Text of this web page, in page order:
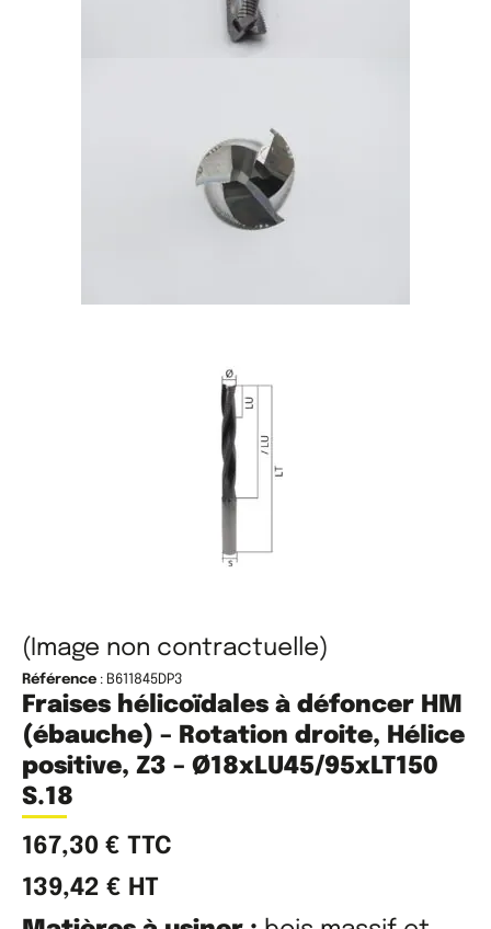
(Image non contractuelle)
Référence : B611845DP3
Fraises hélicoïdales à défoncer HM
(ébauche) – Rotation droite, Hélice
positive, Z3 – Ø18xLU45/95xLT150
S.18
167,30 € TTC
139,42 € HT